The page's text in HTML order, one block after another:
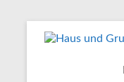
InhaltHaus